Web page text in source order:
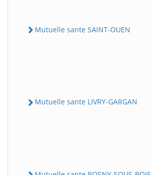
Mutuelle sante SAINT-OUEN
Mutuelle sante LIVRY-GARGAN